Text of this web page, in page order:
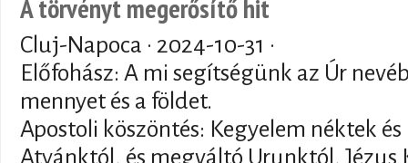
A törvényt megerősítő hit
Cluj-Napoca · 2024-10-31 ·
Előfohász: A mi segítségünk az Úr
mennyet és a földet.
Apostoli köszöntés: Kegyelem néktek
Atyánktól, és megváltó Urunktól, Jézus